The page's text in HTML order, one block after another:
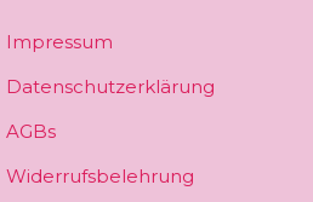
Impressum
Datenschutzerklärung
AGBs
Widerrufsbelehrung